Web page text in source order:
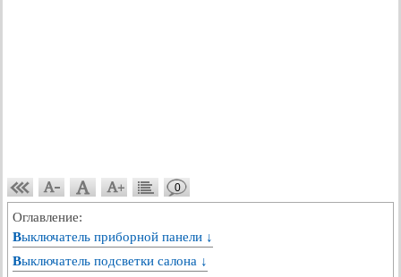
0
Оглавление:
Выключатель приборной панели ↓
Выключатель подсветки салона ↓